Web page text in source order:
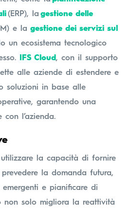
(ERP), la gestione delle
e la gestione dei servizi sul
un ecosistema tecnologico
IFS Cloud, con il supporto
alle aziende di estendere e
soluzioni in base alle
garantendo una
con l’azienda.
la capacità di fornire
la domanda futura,
e pianificare di
non solo migliora la reattività